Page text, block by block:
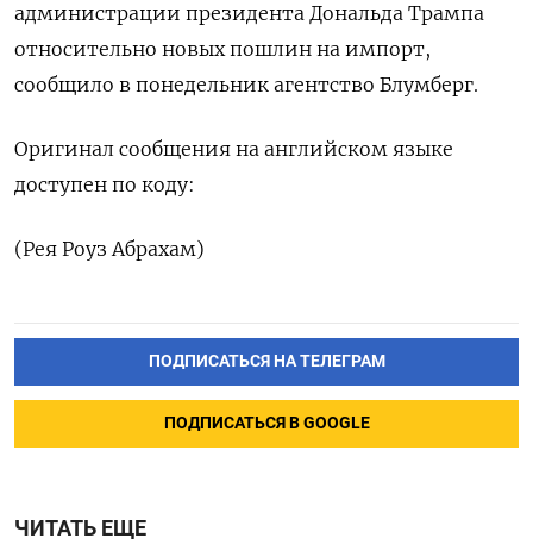
администрации ​президента ‌Дональда Трампа
относительно новых ​пошлин ​на ‌импорт, ​
сообщило в понедельник агентство Блумберг.
Оригинал сообщения на ​английском ⁠языке
доступен ‌по ‌коду:
(Рея ​Роуз ‌Абрахам)
ПОДПИСАТЬСЯ НА ТЕЛЕГРАМ
ПОДПИСАТЬСЯ В GOOGLE
ЧИТАТЬ ЕЩЕ